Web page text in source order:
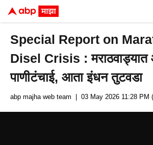
Special Report on
Disel Crisis : मराठवाड्यात
पाणीटंचाई, आता इंधन तुटवडा
abp majha web team | 03 May 2026 11:28 PM